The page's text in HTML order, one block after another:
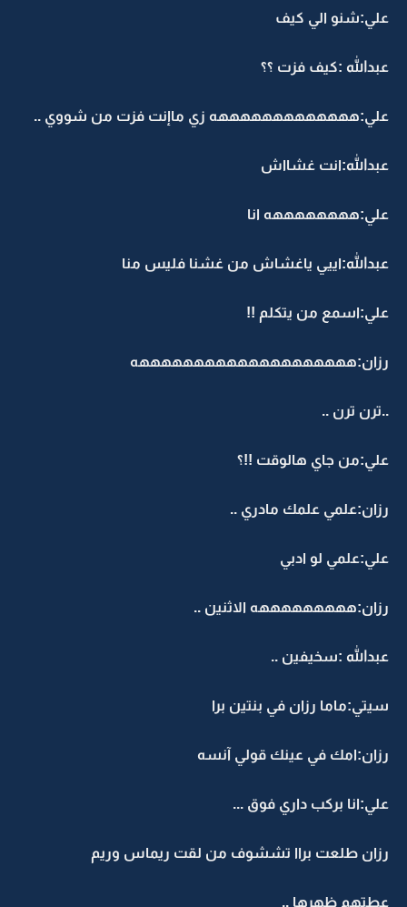
علي:شنو الي كيف
عبدالله :كيف فزت ؟؟
علي:هههههههههههههه زي ماإنت فزت من شووي ..
عبدالله:انت غشااش
علي:ههههههههه انا
عبدالله:اييي ياغشاش من غشنا فليس منا
علي:اسمع من يتكلم !!
رزان:ههههههههههههههههههههه
..ترن ترن ..
علي:من جاي هالوقت !!؟
رزان:علمي علمك مادري ..
علي:علمي لو ادبي
رزان:هههههههههه الاثنين ..
عبدالله :سخيفين ..
سيتي:ماما رزان في بنتين برا
رزان:امك في عينك قولي آنسه
علي:انا بركب داري فوق ...
رزان طلعت براا تششوف من لقت ريماس وريم
عطتهم ظهرها ..